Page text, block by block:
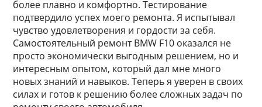
более плавно и комфортно. Тестирование
подтвердило успех моего ремонта. Я испытывал
чувство удовлетворения и гордости за себя.
Самостоятельный ремонт BMW F10 оказался не
просто экономически выгодным решением, но и
интересным опытом, который дал мне много
новых знаний и навыков. Теперь я уверен в своих
силах и готов к решению более сложных задач по